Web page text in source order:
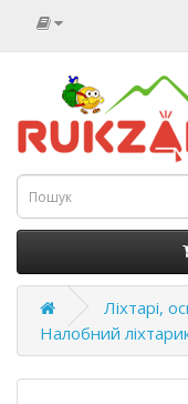
Ліхтарі,
Налобний